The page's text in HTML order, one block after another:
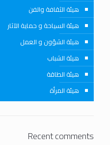
هيئة الثقافة والفن
هيئة السياحة و حماية الآثار
هيئة الشؤون و العمل
هيئة الشباب
هيئة الطاقة
هيئة المرأة
Recent comments